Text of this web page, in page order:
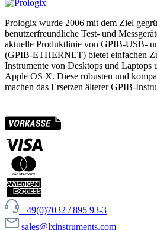
Prologix wurde 2006 mit dem Ziel
benutzerfreundliche Test- und
aktuelle Produktlinie von GPIB-USB-
(GPIB-ETHERNET) bietet einfachen
Instrumente von Desktops und
Apple OS X. Diese robusten und
machen das Ersetzen älterer GPIB-
+49(0)7032 / 895 93-3
sales@lxinstruments.com